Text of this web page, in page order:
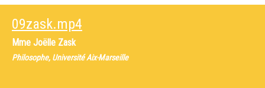
09zask.mp4
Mme Joëlle Zask
Philosophe, Université Aix-Marseille